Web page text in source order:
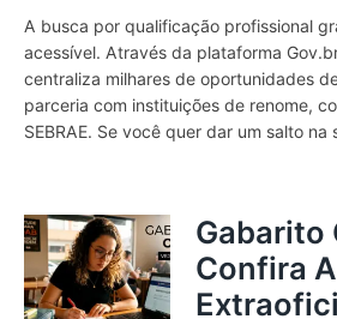
A busca por qualificação profissional
acessível. Através da plataforma
centraliza milhares de oportunidades
parceria com instituições de renome,
SEBRAE. Se você quer dar um salto na
Gabarito
Confira